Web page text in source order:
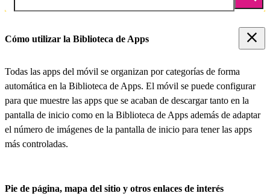
Cómo utilizar la Biblioteca de Apps
Todas las apps del móvil se organizan por categorías de forma
automática en la Biblioteca de Apps. El móvil se puede configurar
para que muestre las apps que se acaban de descargar tanto en la
pantalla de inicio como en la Biblioteca de Apps además de adaptar
el número de imágenes de la pantalla de inicio para tener las apps
más controladas.
Pie de página, mapa del sitio y otros enlaces de interés